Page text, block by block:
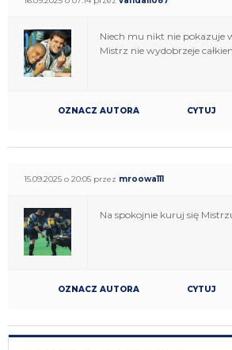
Niech mu nikt nie pokazuje
Mistrz nie wydobrzeje
OZNACZ AUTORA CYTUJ
15.09.2025 o 20:05 przez mroowa111
Na spokojnie kuruj się
OZNACZ AUTORA CYTUJ